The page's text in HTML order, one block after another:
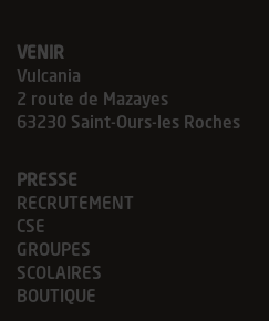
VENIR
Vulcania
2 route de Mazayes
63230 Saint-Ours-les Roches
PRESSE
RECRUTEMENT
CSE
GROUPES
SCOLAIRES
BOUTIQUE